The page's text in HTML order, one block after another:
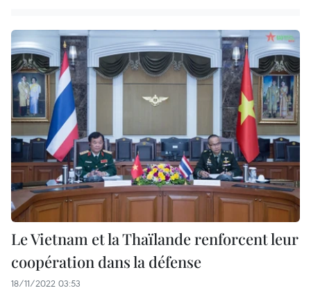
Le Vietnam et la Thaïlande renforcent leur
coopération dans la défense
18/11/2022 03:53